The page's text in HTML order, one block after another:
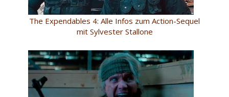
The Expendables 4: Alle Infos zum Action-Sequel
mit Sylvester Stallone